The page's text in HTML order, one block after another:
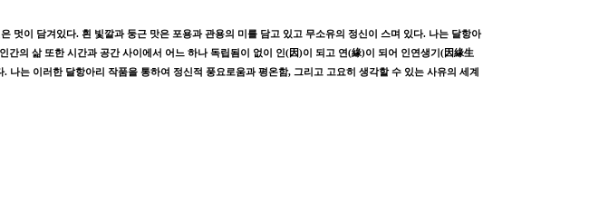
멋이 담겨있다. 흰 빛깔과 둥근 맛은 포용과 관용의 미를 담고 있고 무소유의 정신이 스며 있다. 나는 달항아
의 삶 또한 시간과 공간 사이에서 어느 하나 독립됨이 없이 인(因)이 되고 연(緣)이 되어 인연생기(因緣生
는 이러한 달항아리 작품을 통하여 정신적 풍요로움과 평온함, 그리고 고요히 생각할 수 있는 사유의 세계